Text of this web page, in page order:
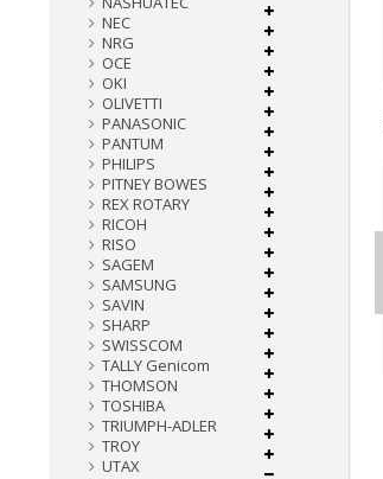
NEC
NRG
OCE
OKI
OLIVETTI
PANASONIC
PANTUM
PHILIPS
PITNEY BOWES
REX ROTARY
RICOH
RISO
SAGEM
SAMSUNG
SAVIN
SHARP
SWISSCOM
TALLY Genicom
THOMSON
TOSHIBA
TRIUMPH-ADLER
TROY
UTAX
Utax CDC 1725 Toner Magenta Remanufacturé
CUTA1725M
Détails